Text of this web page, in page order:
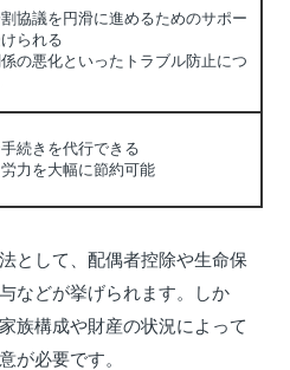
協議を円滑に進めるためのサポー
られる
の悪化といったトラブル防止につ
続きを代行できる
力を大幅に節約可能
として、配偶者控除や生命保
などが挙げられます。しか
族構成や財産の状況によって
が必要です。